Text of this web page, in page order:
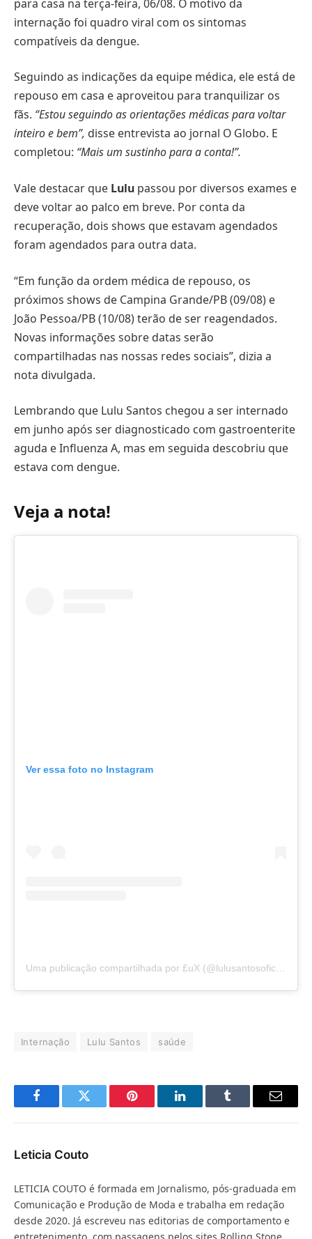
para casa na terça-feira, 06/08. O motivo da
internação foi quadro viral com os sintomas
compatíveis da dengue.
Seguindo as indicações da equipe médica, ele está de
repouso em casa e aproveitou para tranquilizar os
fãs. “Estou seguindo as orientações médicas para voltar
inteiro e bem”, disse entrevista ao jornal O Globo. E
completou: “Mais um sustinho para a conta!”.
Vale destacar que Lulu passou por diversos exames e
deve voltar ao palco em breve. Por conta da
recuperação, dois shows que estavam agendados
foram agendados para outra data.
“Em função da ordem médica de repouso, os
próximos shows de Campina Grande/PB (09/08) e
João Pessoa/PB (10/08) terão de ser reagendados.
Novas informações sobre datas serão
compartilhadas nas nossas redes sociais”, dizia a
nota divulgada.
Lembrando que Lulu Santos chegou a ser internado
em junho após ser diagnosticado com gastroenterite
aguda e Influenza A, mas em seguida descobriu que
estava com dengue.
Veja a nota!
Ver essa foto no Instagram
Uma publicação compartilhada por £uX (@lulusantosoficial)
Internação Lulu Santos saúde
FacebookTwitter Pinterest LinkedInTumblr
E-
Leticia Couto
LETICIA COUTO é formada em Jornalismo, pós-graduada em
Comunicação e Produção de Moda e trabalha em redação
desde 2020. Já escreveu nas editorias de comportamento e